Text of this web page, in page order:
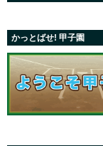
かっとばせ! 甲子園